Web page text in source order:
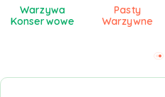
Warzywa
Konserwowe
Pasty
Warzywne